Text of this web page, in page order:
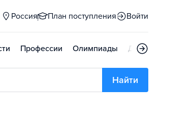
Россия План поступления Войти
Профессии Олимпиады Дни открытых
Найти